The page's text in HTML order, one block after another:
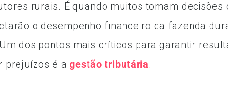
rurais. É quando muitos tomam decisões
o desempenho financeiro da fazenda
dos pontos mais críticos para garantir
prejuízos é agestão tributária.